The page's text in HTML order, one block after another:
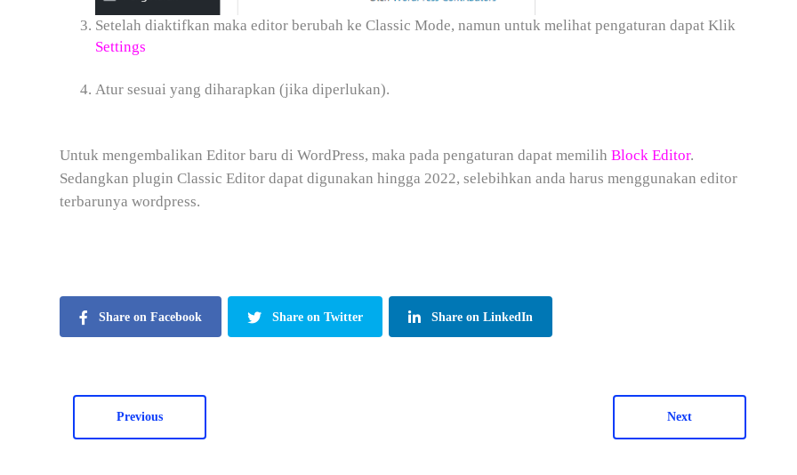
Setelah diaktifkan maka editor berubah ke Classic Mode, namun untuk melihat pengaturan dapat Klik
Settings
Atur sesuai yang diharapkan (jika diperlukan).
Untuk mengembalikan Editor baru di WordPress, maka pada pengaturan dapat memilih Block Editor.
Sedangkan plugin Classic Editor dapat digunakan hingga 2022, selebihkan anda harus menggunakan editor
terbarunya wordpress.
Share on Facebook Share on Twitter Share on LinkedIn
Previous Next